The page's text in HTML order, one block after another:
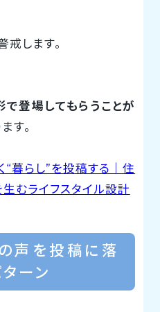
戒します。
登場してもらうことが
す。
“暮らし”を投稿する｜住
ライフスタイル設計
声を投稿に落
ーン